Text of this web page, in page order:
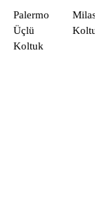
Palermo
Üçlü
Koltuk